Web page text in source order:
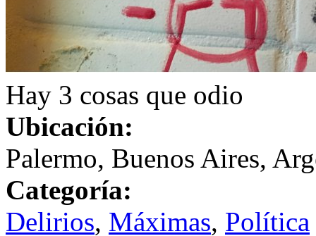
Hay 3 cosas que odio
Ubicación:
Palermo, Buenos Aires,
Categoría:
Delirios, Máximas, Política